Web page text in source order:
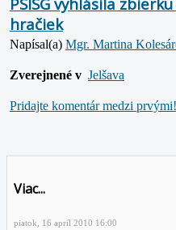
hračiek
Napísal(a) Mgr. Martina
Zverejnené v Jelšava
Pridajte komentár medzi prvými!
Viac...
piatok, 16 apríl 2010 16:00